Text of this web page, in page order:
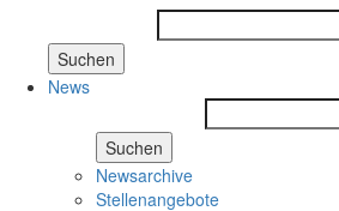
Suchen
News
Suchen
Newsarchive
Stellenangebote